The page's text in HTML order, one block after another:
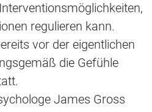
regulieren kann.
vor der eigentlichen
die Gefühle
James Gross